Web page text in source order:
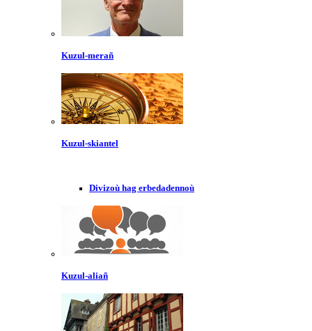
Kuzul-merañ
Kuzul-skiantel
Divizoù hag erbedadennoù
Kuzul-aliañ